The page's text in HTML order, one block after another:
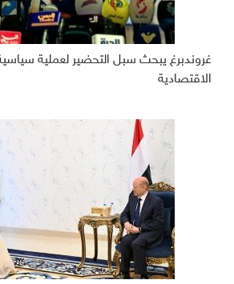
غروندبرغ يبحث سبل التحضير لعملية
الاقتصادية